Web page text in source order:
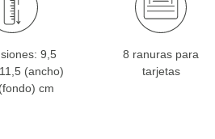
9,5
(ancho)
cm
8 ranuras para
tarjetas